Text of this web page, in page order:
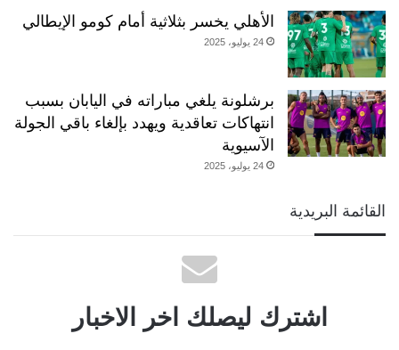
الأهلي يخسر بثلاثية أمام كومو الإيطالي
24 يوليو، 2025
برشلونة يلغي مباراته في اليابان بسبب
انتهاكات تعاقدية ويهدد بإلغاء باقي الجولة
الآسيوية
24 يوليو، 2025
القائمة البريدية
اشترك ليصلك اخر الاخبار